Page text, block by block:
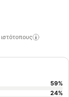
ιστότοπους
59%
24%